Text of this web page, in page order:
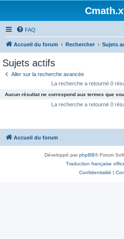
FAQ
Accueil du forum Rechercher Sujets
Sujets actifs
Aller sur la recherche avancée
La recherche a retourné 0
Aucun résultat ne correspond aux termes que
La recherche a retourné 0
Accueil du forum
Développé parphpBB® Forum
Traduction française
Confidentialité |